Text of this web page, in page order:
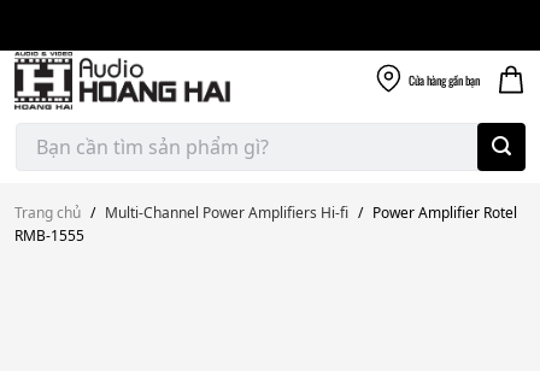
content
Cửa hànggần bạn
Tìm
kiếm:
Trang chủ / Multi-Channel Power Amplifiers Hi-fi / Power Amplifier Rotel
RMB-1555